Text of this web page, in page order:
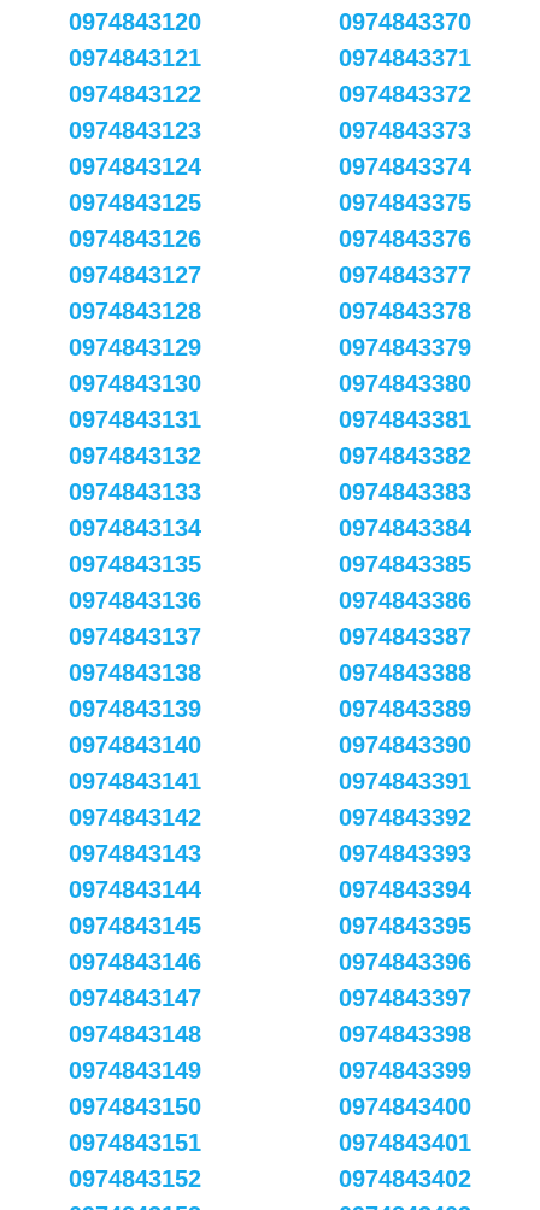
0974843120
0974843121
0974843122
0974843123
0974843124
0974843125
0974843126
0974843127
0974843128
0974843129
0974843130
0974843131
0974843132
0974843133
0974843134
0974843135
0974843136
0974843137
0974843138
0974843139
0974843140
0974843141
0974843142
0974843143
0974843144
0974843145
0974843146
0974843147
0974843148
0974843149
0974843150
0974843151
0974843152
0974843370
0974843371
0974843372
0974843373
0974843374
0974843375
0974843376
0974843377
0974843378
0974843379
0974843380
0974843381
0974843382
0974843383
0974843384
0974843385
0974843386
0974843387
0974843388
0974843389
0974843390
0974843391
0974843392
0974843393
0974843394
0974843395
0974843396
0974843397
0974843398
0974843399
0974843400
0974843401
0974843402